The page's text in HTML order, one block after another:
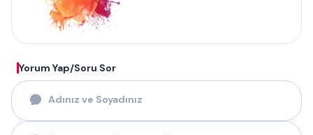
Yorum Yap/Soru Sor